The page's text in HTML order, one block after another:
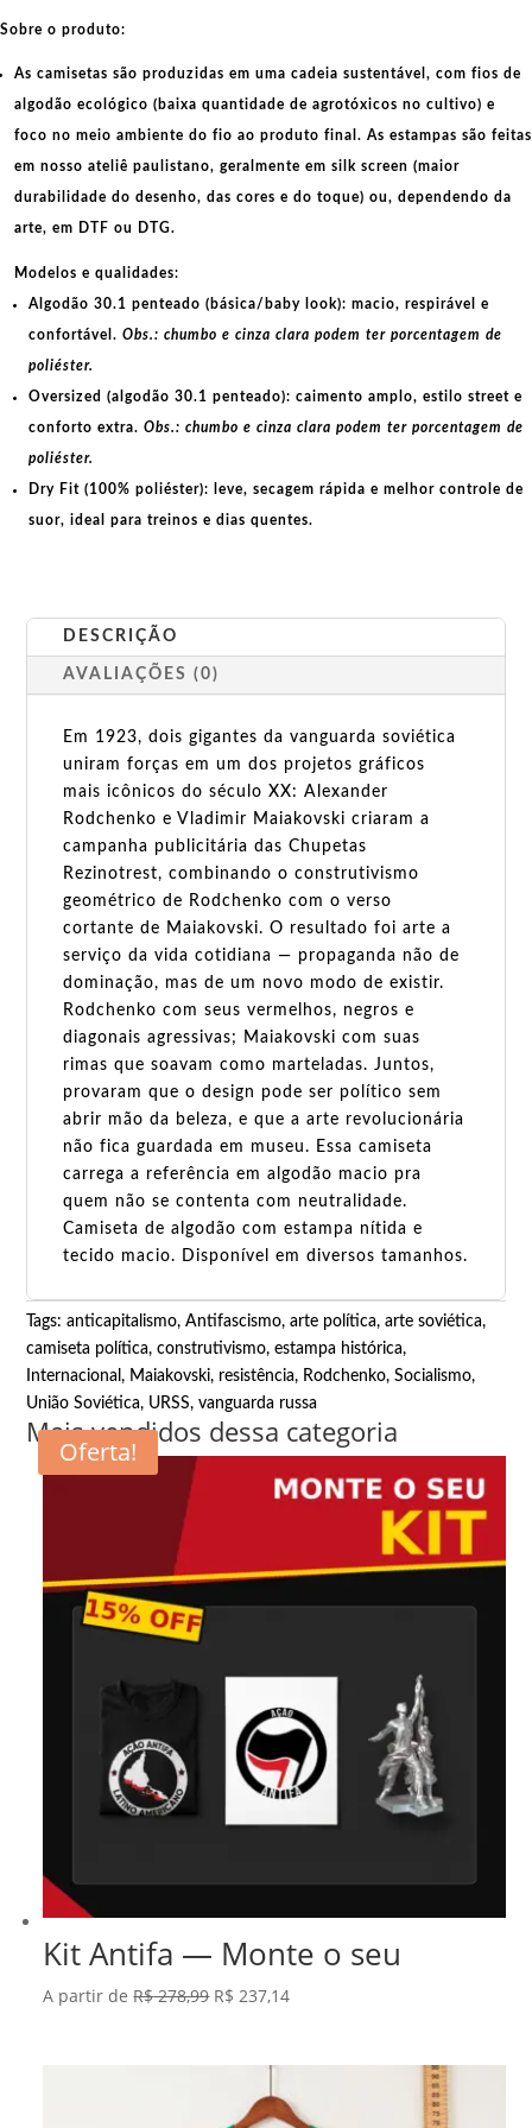
Sobre o produto:
As camisetas são produzidas em uma cadeia sustentável, com fios de
algodão ecológico (baixa quantidade de agrotóxicos no cultivo) e
foco no meio ambiente do fio ao produto final. As estampas são feitas
em nosso ateliê paulistano, geralmente em silk screen (maior
durabilidade do desenho, das cores e do toque) ou, dependendo da
arte, em DTF ou DTG.
Modelos e qualidades:
Algodão 30.1 penteado (básica/baby look): macio, respirável e
confortável. Obs.: chumbo e cinza clara podem ter porcentagem de
poliéster.
Oversized (algodão 30.1 penteado): caimento amplo, estilo street e
conforto extra. Obs.: chumbo e cinza clara podem ter porcentagem de
poliéster.
Dry Fit (100% poliéster): leve, secagem rápida e melhor controle de
suor, ideal para treinos e dias quentes.
DESCRIÇÃO
AVALIAÇÕES (0)
Em 1923, dois gigantes da vanguarda soviética
uniram forças em um dos projetos gráficos
mais icônicos do século XX: Alexander
Rodchenko e Vladimir Maiakovski criaram a
campanha publicitária das Chupetas
Rezinotrest, combinando o construtivismo
geométrico de Rodchenko com o verso
cortante de Maiakovski. O resultado foi arte a
serviço da vida cotidiana — propaganda não de
dominação, mas de um novo modo de existir.
Rodchenko com seus vermelhos, negros e
diagonais agressivas; Maiakovski com suas
rimas que soavam como marteladas. Juntos,
provaram que o design pode ser político sem
abrir mão da beleza, e que a arte revolucionária
não fica guardada em museu. Essa camiseta
carrega a referência em algodão macio pra
quem não se contenta com neutralidade.
Camiseta de algodão com estampa nítida e
tecido macio. Disponível em diversos tamanhos.
Tags:anticapitalismo,Antifascismo,arte política,arte soviética,
camiseta política,construtivismo,estampa histórica,
Internacional, Maiakovski, resistência, Rodchenko,Socialismo,
União Soviética, URSS,vanguarda russa
Mais vendidos dessa categoria
Oferta!
Kit Antifa — Monte o seu
A partir deR$278,99 O
R$ 278,99.
R$ 237,14O
R$ 237,14.